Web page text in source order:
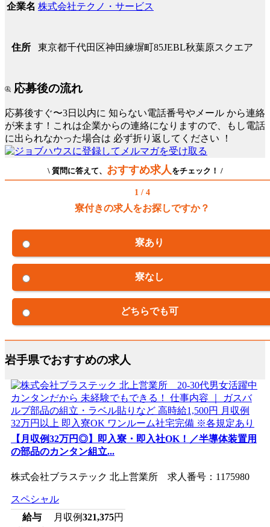
企業名 株式会社テクノ・サービス
住所 東京都千代田区神田練塀町85JEBL秋葉原スクエア
応募後の流れ
応募後すぐ〜3日以内に 知らない電話番号やメール から連絡
が来ます！これは企業からの連絡になりますので、もし電話
に出られなかった場合は 必ず折り返してください ！
\ 質問に答えて、 おすすめ求人をチェック！ /
1 / 4
寮付きの求人をお探しですか？
寮あり
寮なし
どちらでも可
岩手県でおすすめの求人
【月収例32万円◎】即入寮・即入社OK！／半導体装置用
の部品のカンタン組立...
株式会社ブラステック 北上営業所 求人番号：1175980
スペシャル
給与
月収例321,375円